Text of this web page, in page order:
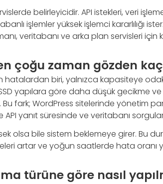
belirleyicidir. API istekleri, veri
işlemler yüksek işlemci kararlılığı ister.
veritabanı ve arka plan servisleri
çoğu zaman gözden
hatalardan biri, yalnızca kapasiteye
yapılara göre daha düşük gecikme
fark; WordPress sitelerinde yönetim
yanıt süresinde ve veritabanı
olsa bile sistem beklemeye girer. Bu
artar ve yoğun saatlerde hata oranı
türüne göre nasıl